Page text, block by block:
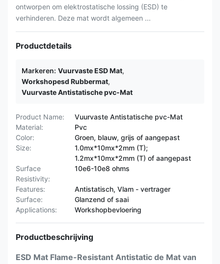
ontworpen om elektrostatische lossing (ESD) te
verhinderen. Deze mat wordt algemeen ...
Productdetails
Markeren: Vuurvaste ESD Mat,
Workshopesd Rubbermat,
Vuurvaste Antistatische pvc-Mat
Product Name:
Vuurvaste Antistatische pvc-Mat
Material:
Pvc
Color:
Groen, blauw, grijs of aangepast
Size:
1.0mx*10mx*2mm (T);
1.2mx*10mx*2mm (T) of aangepast
Surface
Resistivity:
10e6-10e8 ohms
Features:
Antistatisch, Vlam - vertrager
Surface:
Glanzend of saai
Applications:
Workshopbevloering
Productbeschrijving
ESD Mat Flame-Resistant Antistatic de Mat van